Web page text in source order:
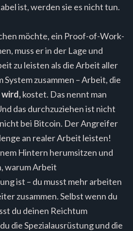
ist, werden sie es nicht tun.
möchte, ein Proof-of-Work-
muss er in der Lage und
zu leisten als die Arbeit aller
System zusammen – Arbeit, die
kostet. Das nennt man
das durchzuziehen ist nicht
bei Bitcoin. Der Angreifer
an realer Arbeit leisten!
Hintern herumsitzen und
warum Arbeit
ist – du musst mehr arbeiten
zusammen. Selbst wenn du
du deinen Reichtum
die Spezialausrüstung und die